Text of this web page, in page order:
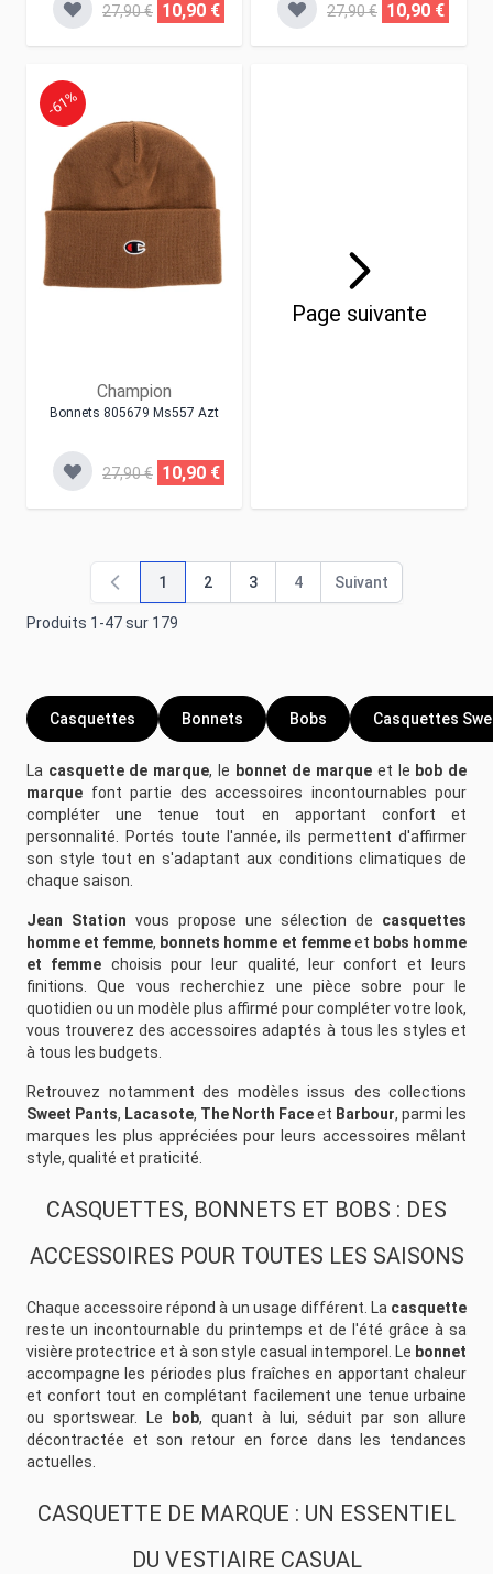
27,90 € 10,90 € 27,90 € 10,90 €
Champion
Bonnets 805679 Ms557 Azt
-61%
27,90 € 10,90 €
Page suivante
Produits 1 -47sur 179
Vous lisez actuellement la page
1
Page
2
Page
3
Page
4
Page
Suivant
Casquettes Bonnets Bobs Casquettes
La casquette de marque, le bonnet de marque et le bob de
marque font partie des accessoires incontournables pour
compléter une tenue tout en apportant confort et
personnalité. Portés toute l'année, ils permettent d'affirmer
son style tout en s'adaptant aux conditions climatiques de
chaque saison.
Jean Station vous propose une sélection de casquettes
homme et femme, bonnets homme et femmeet bobs homme
et femme choisis pour leur qualité, leur confort et leurs
finitions. Que vous recherchiez une pièce sobre pour le
quotidien ou un modèle plus affirmé pour compléter votre look,
vous trouverez des accessoires adaptés à tous les styles et
à tous les budgets.
Retrouvez notamment des modèles issus des collections
Sweet Pants, Lacasote, The North Faceet Barbour, parmi les
marques les plus appréciées pour leurs accessoires mêlant
style, qualité et praticité.
CASQUETTES, BONNETS ET BOBS : DES
ACCESSOIRES POUR TOUTES LES SAISONS
Chaque accessoire répond à un usage différent. La casquette
reste un incontournable du printemps et de l'été grâce à sa
visière protectrice et à son style casual intemporel. Le bonnet
accompagne les périodes plus fraîches en apportant chaleur
et confort tout en complétant facilement une tenue urbaine
ou sportswear. Le
bob, quant à lui, séduit par son allure
décontractée et son retour en force dans les tendances
actuelles.
CASQUETTE DE MARQUE : UN ESSENTIEL
DU VESTIAIRE CASUAL